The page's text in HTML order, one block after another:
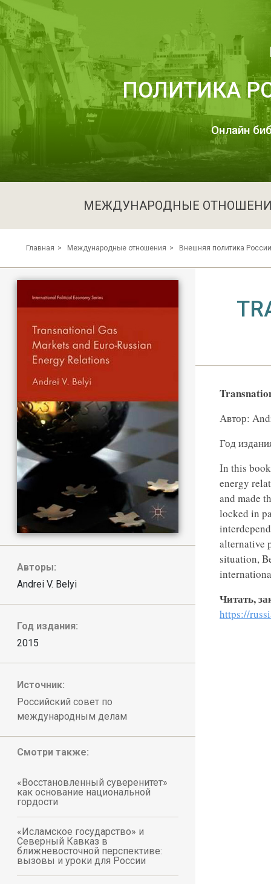
ПОЛИТИКА
Онлайн
МЕЖДУНАРОДНЫЕ
Главная Международные отношения Внешняя политика России
Авторы:
Andrei V. Belyi
Год издания:
2015
Источник:
Российский совет по
международным делам
Смотри также:
«Восстановленный суверенитет»
как основание национальной
гордости
«Исламское государство» и
Северный Кавказ в
ближневосточной перспективе:
вызовы и уроки для России
Автор:
Год
In this
energy
and made
locked in
alternative
situation,
Читать,
https://